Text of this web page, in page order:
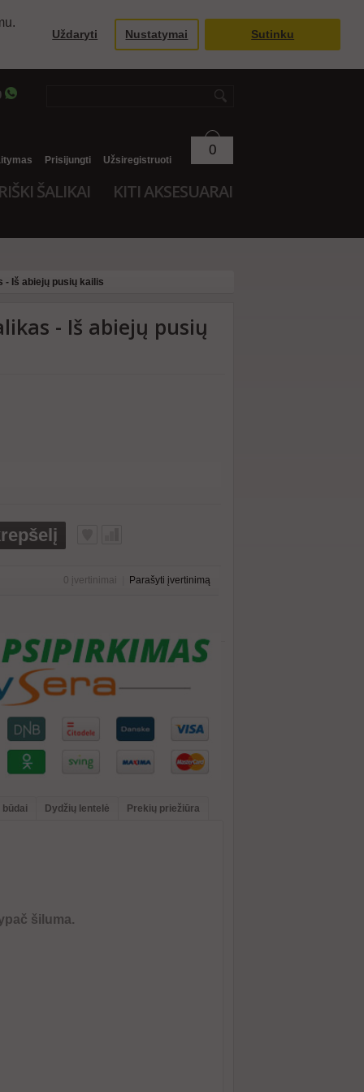
Uždaryti Nustatymai Sutinku
Prisijungti Užsiregistruoti
0
ŠALIKAI KITI AKSESUARAI
- Iš abiejų pusių kailis
- Iš abiejų pusių
0 įvertinimai Parašyti įvertinimą
Dydžių lentelė Prekių priežiūra
šiluma.